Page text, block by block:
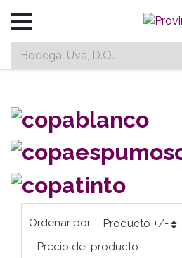
Espumosos
Ordenar por Producto +/-
Precio del producto